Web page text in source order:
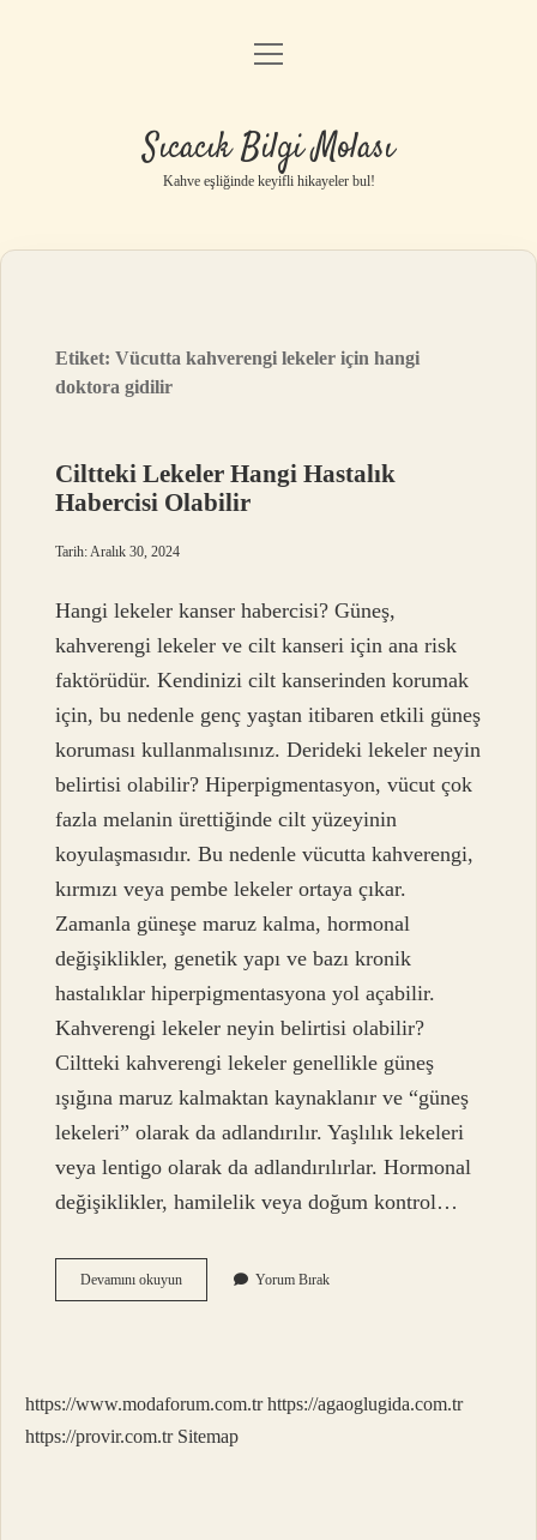
Anasayfa
Yasal Uyarı
menüyü
Sıcacık Bilgi Molası
Kahve eşliğinde keyifli hikayeler bul!
Etiket:Vücutta kahverengi lekeler için hangi
doktora gidilir
Ciltteki Lekeler Hangi Hastalık
Habercisi Olabilir
Tarih: Aralık 30, 2024
Hangi lekeler kanser habercisi? Güneş,
kahverengi lekeler ve cilt kanseri için ana risk
faktörüdür. Kendinizi cilt kanserinden korumak
için, bu nedenle genç yaştan itibaren etkili güneş
koruması kullanmalısınız. Derideki lekeler neyin
belirtisi olabilir? Hiperpigmentasyon, vücut çok
fazla melanin ürettiğinde cilt yüzeyinin
koyulaşmasıdır. Bu nedenle vücutta kahverengi,
kırmızı veya pembe lekeler ortaya çıkar.
Zamanla güneşe maruz kalma, hormonal
değişiklikler, genetik yapı ve bazı kronik
hastalıklar hiperpigmentasyona yol açabilir.
Kahverengi lekeler neyin belirtisi olabilir?
Ciltteki kahverengi lekeler genellikle güneş
ışığına maruz kalmaktan kaynaklanır ve “güneş
lekeleri” olarak da adlandırılır. Yaşlılık lekeleri
veya lentigo olarak da adlandırılırlar. Hormonal
değişiklikler, hamilelik veya doğum kontrol…
Devamını okuyunCiltteki
Lekeler
Yorum Bırak
https://www.modaforum.com.tr https://agaoglugida.com.tr
https://provir.com.tr Sitemap